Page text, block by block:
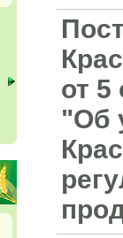
от 5
"Об